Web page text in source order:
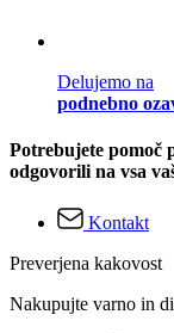
Delujemo na
podnebno
Potrebujete pomoč
odgovorili na vsa
Kontakt
Preverjena kakovost
Nakupujte varno in